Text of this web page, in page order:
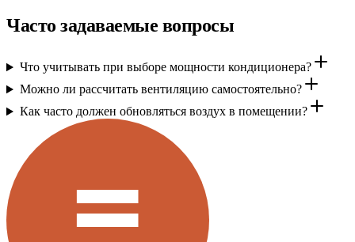
Часто задаваемые вопросы
Что учитывать при выборе мощности кондиционера?
Можно ли рассчитать вентиляцию самостоятельно?
Как часто должен обновляться воздух в помещении?